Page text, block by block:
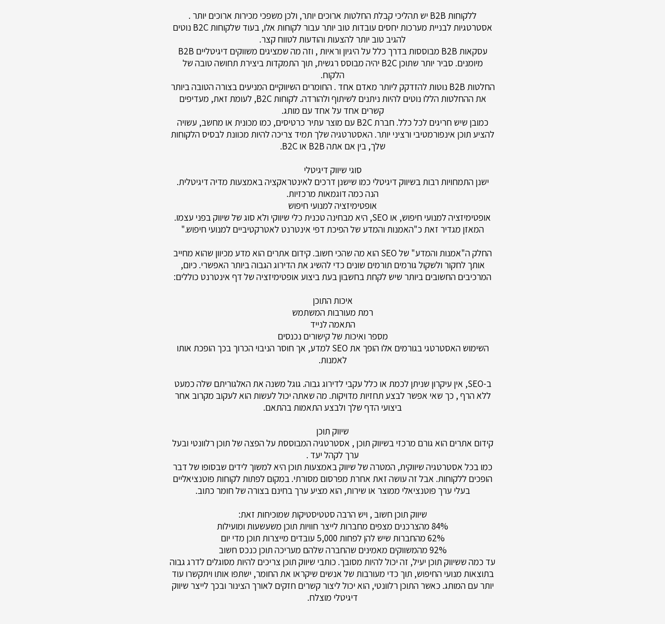
ללקוחות B2B יש תהליכי קבלת החלטות ארוכים יותר, ולכן משפכי מכירות ארוכים יותר .
אסטרטגיות לבניית מערכות יחסים עובדות טוב יותר עבור לקוחות אלו, בעוד שלקוחות B2C נוטים
להגיב טוב יותר להצעות והודעות לטווח קצר.
עסקאות B2B מבוססות בדרך כלל על היגיון וראיות , וזה מה שמציגים משווקים דיגיטליים B2B
מיומנים. סביר יותר שתוכן B2C יהיה מבוסס רגשית, תוך התמקדות ביצירת תחושה טובה של
הלקוח.
החלטות B2B נוטות להזדקק ליותר מאדם אחד . החומרים השיווקיים המניעים בצורה הטובה ביותר
את ההחלטות הללו נוטים להיות ניתנים לשיתוף ולהורדה. לקוחות B2C, לעומת זאת, מעדיפים
קשרים אחד על אחד עם מותג.
כמובן שיש חריגים לכל כלל. חברת B2C עם מוצר עתיר כרטיסים, כמו מכונית או מחשב, עשויה
להציע תוכן אינפורמטיבי ורציני יותר. האסטרטגיה שלך תמיד צריכה להיות מכוונת לבסיס הלקוחות
שלך, בין אם אתה B2B או B2C.
סוגי שיווק דיגיטלי
ישנן התמחויות רבות בשיווק דיגיטלי כמו שישנן דרכים לאינטראקציה באמצעות מדיה דיגיטלית.
הנה כמה דוגמאות מרכזיות.
אופטימיזציה למנועי חיפוש
אופטימיזציה למנועי חיפוש, או SEO, היא מבחינה טכנית כלי שיווקי ולא סוג של שיווק בפני עצמו.
המאזן מגדיר זאת כ"האמנות והמדע של הפיכת דפי אינטרנט לאטרקטיביים למנועי חיפוש."
החלק ה"אמנות והמדע" של SEO הוא מה שהכי חשוב. קידום אתרים הוא מדע מכיוון שהוא מחייב
אותך לחקור ולשקול גורמים תורמים שונים כדי להשיג את הדירוג הגבוה ביותר האפשרי. כיום,
המרכיבים החשובים ביותר שיש לקחת בחשבון בעת ​​ביצוע אופטימיזציה של דף אינטרנט כוללים:
איכות התוכן
רמת מעורבות המשתמש
התאמה לנייד
מספר ואיכות של קישורים נכנסים
השימוש האסטרטגי בגורמים אלו הופך את SEO למדע, אך חוסר הניבוי הכרוך בכך הופכת אותו
לאמנות.
ב-SEO, אין עיקרון שניתן לכמת או כלל עקבי לדירוג גבוה. גוגל משנה את האלגוריתם שלה כמעט
ללא הרף , כך שאי אפשר לבצע תחזיות מדויקות. מה שאתה יכול לעשות הוא לעקוב מקרוב אחר
ביצועי הדף שלך ולבצע התאמות בהתאם.
שיווק תוכן
קידום אתרים הוא גורם מרכזי בשיווק תוכן , אסטרטגיה המבוססת על הפצה של תוכן רלוונטי ובעל
ערך לקהל יעד .
כמו בכל אסטרטגיה שיווקית, המטרה של שיווק באמצעות תוכן היא למשוך לידים שבסופו של דבר
הופכים ללקוחות. אבל זה עושה זאת אחרת מפרסום מסורתי. במקום לפתות לקוחות פוטנציאליים
בעלי ערך פוטנציאלי ממוצר או שירות, הוא מציע ערך בחינם בצורה של חומר כתוב.
שיווק תוכן חשוב , ויש הרבה סטטיסטיקות שמוכיחות זאת:
84% מהצרכנים מצפים מחברות לייצר חוויות תוכן משעשעות ומועילות
62% מהחברות שיש להן לפחות 5,000 עובדים מייצרות תוכן מדי יום
92% מהמשווקים מאמינים שהחברה שלהם מעריכה תוכן כנכס חשוב
עד כמה ששיווק תוכן יעיל, זה יכול להיות מסובך. כותבי שיווק תוכן צריכים להיות מסוגלים לדרג גבוה
בתוצאות מנועי החיפוש, תוך כדי מעורבות של אנשים שיקראו את החומר, ישתפו אותו ויתקשרו עוד
יותר עם המותג. כאשר התוכן רלוונטי, הוא יכול ליצור קשרים חזקים לאורך הצינור ובכך לייצר שיווק
דיגיטלי מוצלח.